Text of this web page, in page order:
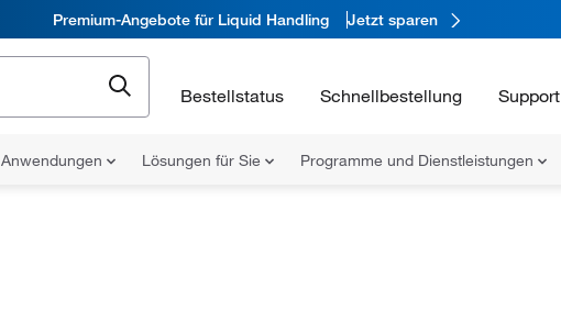
Premium-Angebote für Liquid Handling Jetzt sparen
Bestellstatus Schnellbestellung Support
Anwendungen Lösungen für Sie Programme und Dienstleistungen